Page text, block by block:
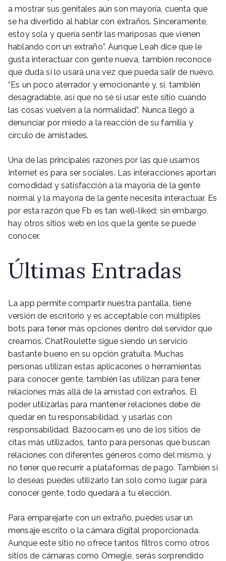
a mostrar sus genitales aún son mayoría, cuenta que
se ha divertido al hablar con extraños. Sinceramente,
estoy sola y quería sentir las mariposas que vienen
hablando con un extraño”. Aunque Leah dice que le
gusta interactuar con gente nueva, también reconoce
que duda si lo usará una vez que pueda salir de nuevo.
“Es un poco aterrador y emocionante y, sí, también
desagradable, así que no sé si usar este sitio cuando
las cosas vuelven a la normalidad”. Nunca llegó a
denunciar por miedo a la reacción de su familia y
círculo de amistades.
Una de las principales razones por las que usamos
Internet es para ser sociales. Las interacciones aportan
comodidad y satisfacción a la mayoría de la gente
normal y la mayoría de la gente necesita interactuar. Es
por esta razón que Fb es tan well-liked; sin embargo,
hay otros sitios web en los que la gente se puede
conocer.
Últimas Entradas
La app permite compartir nuestra pantalla, tiene
versión de escritorio y es acceptable con múltiples
bots para tener más opciones dentro del servidor que
creamos. ChatRoulette sigue siendo un servicio
bastante bueno en su opción gratuita. Muchas
personas utilizan estas aplicacones o herramientas
para conocer gente, también las utilizan para tener
relaciones más allá de la amistad con extraños. El
poder utilizarlas para mantener relaciones debe de
quedar en tu responsabilidad, y usarlas con
responsabilidad. Bazoocam es uno de los sitios de
citas más utilizados, tanto para personas que buscan
relaciones con diferentes géneros como del mismo, y
no tener que recurrir a plataformas de pago. También si
lo deseas puedes utilizarlo tan solo como lugar para
conocer gente, todo quedará a tu elección.
Para emparejarte con un extraño, puedes usar un
mensaje escrito o la cámara digital proporcionada.
Aunque este sitio no ofrece tantos filtros como otros
sitios de cámaras como Omegle, serás sorprendido